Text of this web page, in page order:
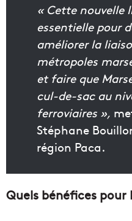
« Cette nouvelle
essentielle pour
améliorer la
métropoles
et faire que
cul-de-sac au
ferroviaires »,
Stéphane
région Paca.
Quels bénéfices pour